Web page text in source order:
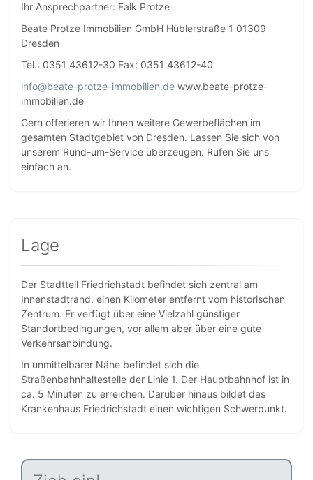
Ihr Ansprechpartner: Falk Protze
Beate Protze Immobilien GmbH Hüblerstraße 1 01309
Dresden
Tel.: 0351 43612-30 Fax: 0351 43612-40
info@beate-protze-immobilien.de www.beate-protze-
immobilien.de
Gern offerieren wir Ihnen weitere Gewerbeflächen im
gesamten Stadtgebiet von Dresden. Lassen Sie sich von
unserem Rund-um-Service überzeugen. Rufen Sie uns
einfach an.
Lage
Der Stadtteil Friedrichstadt befindet sich zentral am
Innenstadtrand, einen Kilometer entfernt vom historischen
Zentrum. Er verfügt über eine Vielzahl günstiger
Standortbedingungen, vor allem aber über eine gute
Verkehrsanbindung.
In unmittelbarer Nähe befindet sich die
Straßenbahnhaltestelle der Linie 1. Der Hauptbahnhof ist in
ca. 5 Minuten zu erreichen. Darüber hinaus bildet das
Krankenhaus Friedrichstadt einen wichtigen Schwerpunkt.